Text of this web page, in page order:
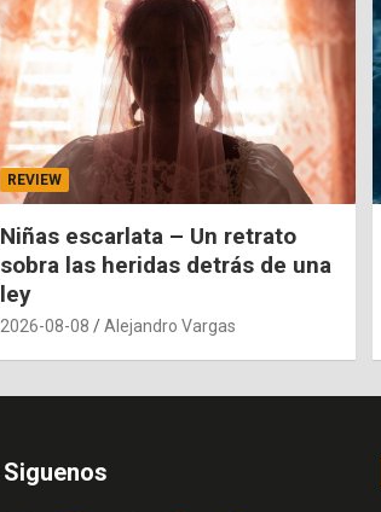
REVIEW
Niñas escarlata – Un retrato
sobra las heridas detrás de una
ley
2026-08-08 Alejandro Vargas
Siguenos